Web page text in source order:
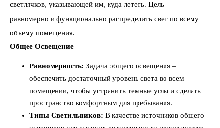
светлячков, указывающей им, куда лететь. Цель –
равномерно и функционально распределить свет по всему
объему помещения.
Общее Освещение
Равномерность: Задача общего освещения –
обеспечить достаточный уровень света во всем
помещении, чтобы устранить темные углы и сделать
пространство комфортным для пребывания.
Типы Светильников: В качестве источников общего